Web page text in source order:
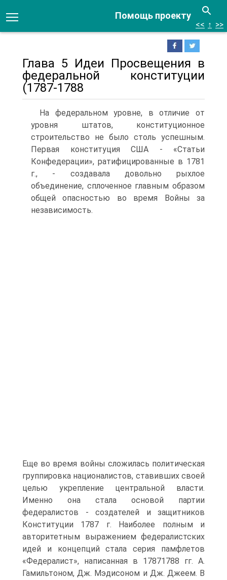
Помощь проекту
<< ↑ >>
Глава 5 Идеи Просвещения в
федеральной конституции
(1787-1788
На федеральном уровне, в отличие от
уровня штатов, конституционное
строительство не было столь успешным.
Первая конституция США - «Статьи
Конфедерации», ратифицированные в 1781
г., - создавала довольно рыхлое
объединение, сплоченное главным образом
общей опасностью во время Войны за
независимость.
Еще во время войны сложилась политическая
группировка националистов, ставивших своей
целью укрепление центральной власти.
Именно она стала основой партии
федералистов - создателей и защитников
Конституции 1787 г. Наиболее полным и
авторитетным выражением федералистских
идей и концепций стала серия памфлетов
«Федералист», написанная в 1787­1788 гг. А.
Гамильтоном, Дж. Мэдисоном и Дж. Джеем. В